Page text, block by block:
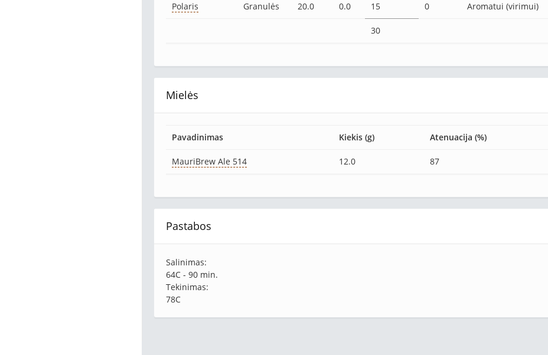
Polaris Granulės 20.0 0.0 15 0 Aromatui (virimui)
30
Mielės
Pavadinimas Kiekis (g) Atenuacija (%)
MauriBrew Ale 514 12.0 87
Pastabos
Salinimas:
64C - 90 min.
Tekinimas:
78C